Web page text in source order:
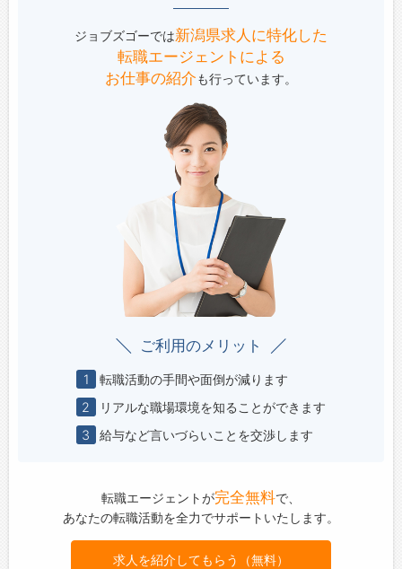
ジョブズゴーでは新潟県求人に特化した
転職エージェントによる
お仕事の紹介も行っています。
ご利用のメリット
1
転職活動の手間や面倒が減ります
2
リアルな職場環境を知ることができます
3
給与など言いづらいことを交渉します
転職エージェントが完全無料で、
あなたの転職活動を全力でサポートいたします。
求人を紹介してもらう（無料）